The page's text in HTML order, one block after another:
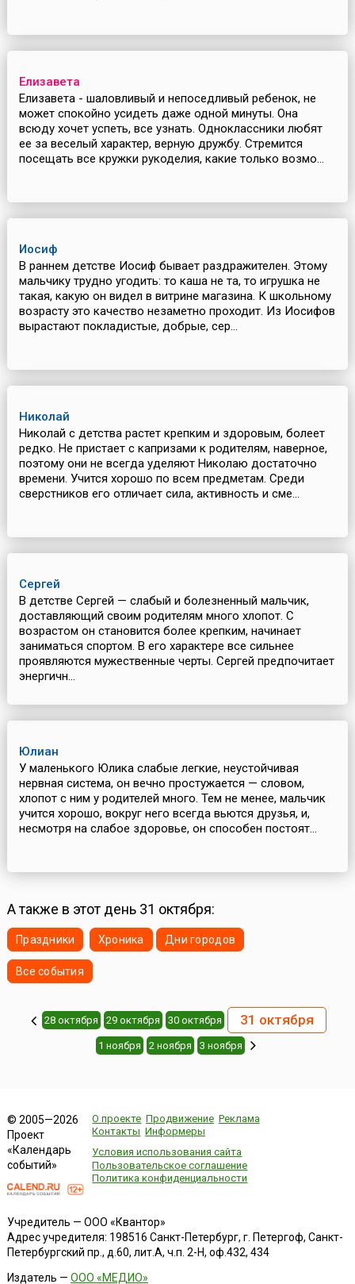
Елизавета
Елизавета - шаловливый и непоседливый ребенок, не
может спокойно усидеть даже одной минуты. Она
всюду хочет успеть, все узнать. Одноклассники любят
ее за веселый характер, верную дружбу. Стремится
посещать все кружки рукоделия, какие только возмо...
Иосиф
В раннем детстве Иосиф бывает раздражителен. Этому
мальчику трудно угодить: то каша не та, то игрушка не
такая, какую он видел в витрине магазина. К школьному
возрасту это качество незаметно проходит. Из Иосифов
вырастают покладистые, добрые, сер...
Николай
Николай с детства растет крепким и здоровым, болеет
редко. Не пристает с капризами к родителям, наверное,
поэтому они не всегда уделяют Николаю достаточно
времени. Учится хорошо по всем предметам. Среди
сверстников его отличает сила, активность и сме...
Сергей
В детстве Сергей — слабый и болезненный мальчик,
доставляющий своим родителям много хлопот. С
возрастом он становится более крепким, начинает
заниматься спортом. В его характере все сильнее
проявляются мужественные черты. Сергей предпочитает
энергичн...
Юлиан
У маленького Юлика слабые легкие, неустойчивая
нервная система, он вечно простужается — словом,
хлопот с ним у родителей много. Тем не менее, мальчик
учится хорошо, вокруг него всегда вьются друзья, и,
несмотря на слабое здоровье, он способен постоят...
А также в этот день 31 октября:
Праздники Хроника Дни городов
Все события
28 октября 29 октября 30 октября 31 октября
1 ноября 2 ноября 3 ноября
© 2005—2026
Проект
«Календарь
событий»
О проекте Продвижение Реклама
Контакты Информеры
Условия использования сайта
Пользовательское соглашение
Политика конфиденциальности
Учредитель — ООО «Квантор»
Адрес учредителя: 198516 Санкт-Петербург, г. Петергоф, Санкт-
Петербургский пр., д.60, лит.А, ч.п. 2-Н, оф.432, 434
Издатель — ООО «МЕДИО»